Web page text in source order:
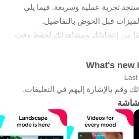
تجربة عملية وسريعة. فيما يلي
قبل الخوض بالتفاصيل.
من إعجاباتك ومشاهداتك لحفظ وقت
للمقاطع مع فلاتر وملصقات
والموسيقى المجانية وإمكانية
What's new
وقم بالإشارة إليهم في التعليقات.